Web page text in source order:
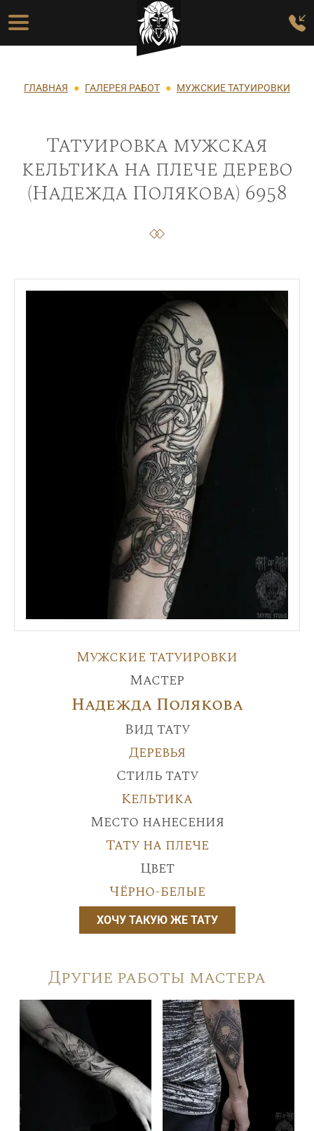
Перейти к основному содержанию
Основная навигация
Строка навигации
ГЛАВНАЯ ГАЛЕРЕЯ РАБОТ МУЖСКИЕ ТАТУИРОВКИ
Татуировка мужская
кельтика на плече дерево
(Надежда Полякова) 6958
Мужские татуировки
Мастер
Надежда Полякова
Вид тату
Деревья
Стиль тату
Кельтика
Место нанесения
Тату на плече
Цвет
Чёрно-белые
ХОЧУ ТАКУЮ ЖЕ ТАТУ
Другие работы мастера